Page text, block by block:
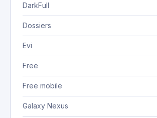
DarkFull
Dossiers
Evi
Free
Free mobile
Galaxy Nexus